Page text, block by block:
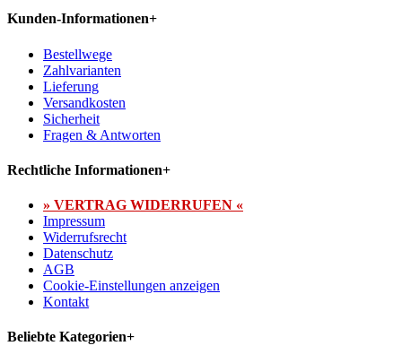
Kunden-Informationen+
Bestellwege
Zahlvarianten
Lieferung
Versandkosten
Sicherheit
Fragen & Antworten
Rechtliche Informationen+
» VERTRAG WIDERRUFEN «
Impressum
Widerrufsrecht
Datenschutz
AGB
Cookie-Einstellungen anzeigen
Kontakt
Beliebte Kategorien+